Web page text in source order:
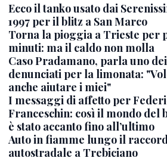
Ecco il tanko usato dai
1997 per il blitz a San Marco
Torna la pioggia a Trieste per
minuti: ma il caldo non molla
Caso Pradamano, parla uno
denunciati per la limonata:
anche aiutare i miei"
I messaggi di affetto per
Franceschin: così il mondo del
è stato accanto fino all’ultimo
Auto in fiamme lungo il
autostradale a Trebiciano